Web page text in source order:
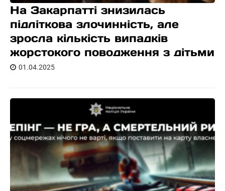
На Закарпатті знизилась
підліткова злочинність, але
зросла кількість випадків
жорстокого поводження з дітьми
01.04.2025